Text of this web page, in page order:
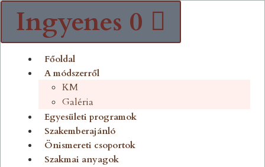
Ingyenes 0
Főoldal
A módszerről
KM
Galéria
Egyesületi programok
Szakemberajánló
Önismereti csoportok
Szakmai anyagok